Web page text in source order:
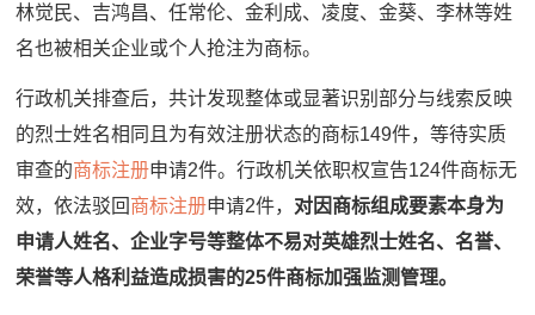
林觉民、吉鸿昌、任常伦、金利成、凌度、金葵、李林等姓
名也被相关企业或个人抢注为商标。
行政机关排查后，共计发现整体或显著识别部分与线索反映
的烈士姓名相同且为有效注册状态的商标149件，等待实质
审查的商标注册申请2件。行政机关依职权宣告124件商标无
效，依法驳回 商标注册申请2件， 对因商标组成要素本身为
申请人姓名、企业字号等整体不易对英雄烈士姓名、名誉、
荣誉等人格利益造成损害的25件商标加强监测管理。